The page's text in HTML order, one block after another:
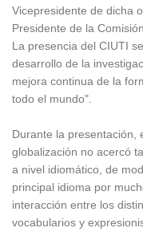
Vicepresidente de dicha
Presidente de la
La presencia del CIUTI
desarrollo de la
mejora continua de la
todo el mundo".
Durante la presentación,
globalización no acercó
a nivel idiomático, de
principal idioma por
interacción entre los
vocabularios y